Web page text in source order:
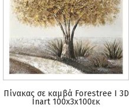
Πίνακας σε καμβά Forestree I 3D
Inart 100x3x100εκ